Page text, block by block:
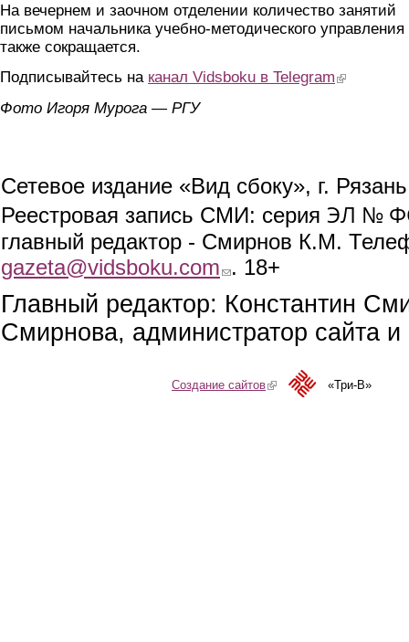
На вечернем и заочном отделении количество занятий
письмом начальника учебно-методического управления
также сокращается.
Подписывайтесь на канал Vidsboku в Telegram (link is
Фото Игоря Мурога — РГУ
Сетевое издание «Вид сбоку», г.
Реестровая запись СМИ: серия ЭЛ №
главный редактор - Смирнов К.М.
gazeta@vidsboku.com (link sends e-mail)
. 18+
Главный редактор: Константин
Смирнова, администратор сайта
Создание сайтов(link is external)«Три-В»